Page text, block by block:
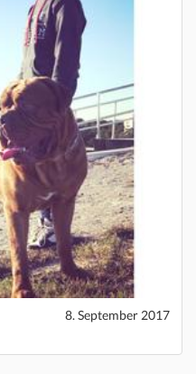
8. September 2017